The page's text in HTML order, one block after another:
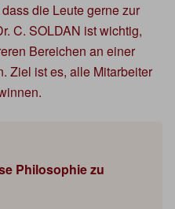
die Leute gerne zur
C. SOLDAN ist wichtig,
Bereichen an einer
Ziel ist es, alle Mitarbeiter
Philosophie zu